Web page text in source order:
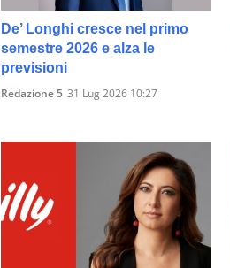
De’ Longhi cresce nel primo
semestre 2026 e alza le
previsioni
Redazione 5 31 Lug 2026 10:27